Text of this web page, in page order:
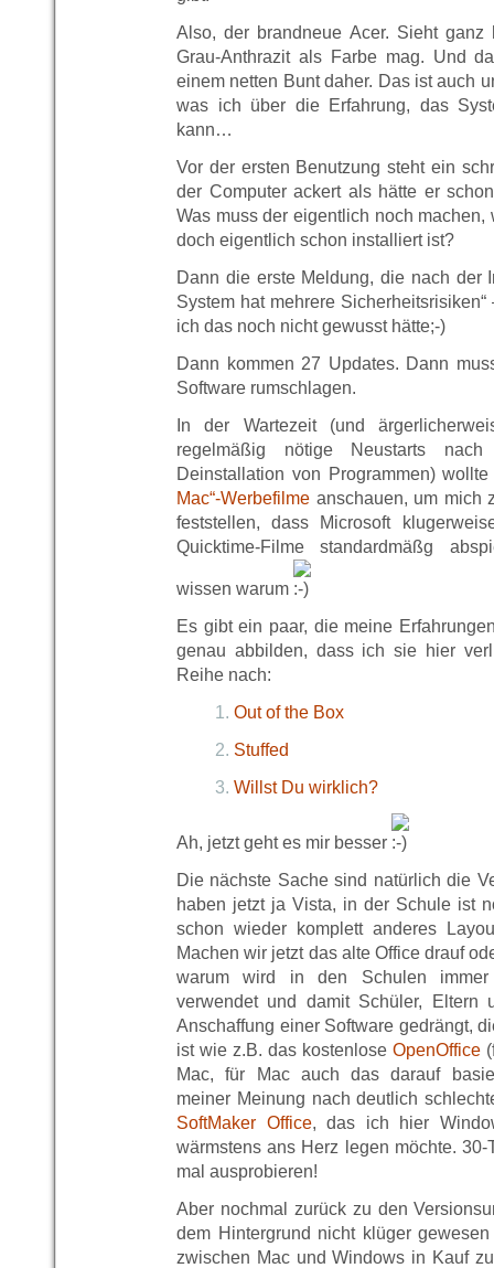
Also, der brandneue Acer. Sieht
Grau-Anthrazit als Farbe mag. Und
einem netten Bunt daher. Das ist auch
was ich über die Erfahrung, das
kann…
Vor der ersten Benutzung steht ein
der Computer ackert als hätte er
Was muss der eigentlich noch machen,
doch eigentlich schon installiert ist?
Dann die erste Meldung, die nach der
System hat mehrere
ich das noch nicht gewusst hätte;-)
Dann kommen 27 Updates. Dann
Software rumschlagen.
In der Wartezeit (und
regelmäßig nötige Neustarts
Deinstallation von Programmen)
Mac“-Werbefilme anschauen, um mich
feststellen, dass Microsoft
Quicktime-Filme standardmäßg
wissen warum
Es gibt ein paar, die meine
genau abbilden, dass ich sie hier
Reihe nach:
Out of the Box
Stuffed
Willst Du wirklich?
Ah, jetzt geht es mir besser
Die nächste Sache sind natürlich die
haben jetzt ja Vista, in der Schule ist
schon wieder komplett anderes
Machen wir jetzt das alte Office drauf
warum wird in den Schulen immer
verwendet und damit Schüler, Eltern
Anschaffung einer Software gedrängt,
ist wie z.B. das kostenlose OpenOffice
Mac, für Mac auch das darauf
meiner Meinung nach deutlich
SoftMaker Office, das ich hier
wärmstens ans Herz legen möchte. 30-
mal ausprobieren!
Aber nochmal zurück zu den
dem Hintergrund nicht klüger
zwischen Mac und Windows in Kauf